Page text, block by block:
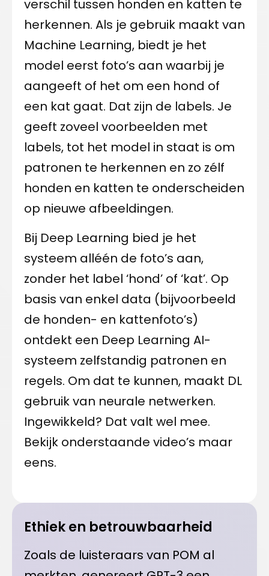
verschil tussen honden en katten te
herkennen. Als je gebruik maakt van
Machine Learning, biedt je het
model eerst foto’s aan waarbij je
aangeeft of het om een hond of
een kat gaat. Dat zijn de labels. Je
geeft zoveel voorbeelden met
labels, tot het model in staat is om
patronen te herkennen en zo zélf
honden en katten te onderscheiden
op nieuwe afbeeldingen.
Bij Deep Learning bied je het
systeem alléén de foto’s aan,
zonder het label ‘hond’ of ‘kat’. Op
basis van enkel data (bijvoorbeeld
de honden- en kattenfoto’s)
ontdekt een Deep Learning AI-
systeem zelfstandig patronen en
regels. Om dat te kunnen, maakt DL
gebruik van neurale netwerken.
Ingewikkeld? Dat valt wel mee.
Bekijk onderstaande video’s maar
eens.
Ethiek en betrouwbaarheid
Zoals de luisteraars van POM al